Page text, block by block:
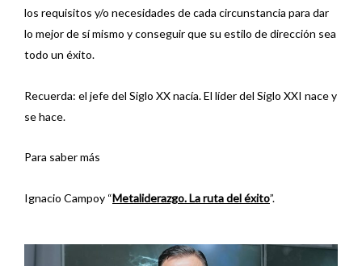
los requisitos y/o necesidades de cada circunstancia para dar
lo mejor de sí mismo y conseguir que su estilo de dirección sea
todo un éxito.
Recuerda: el jefe del Siglo XX nacía. El líder del Siglo XXI nace y
se hace.
Para saber más
Ignacio Campoy “Metaliderazgo. La ruta del éxito”.